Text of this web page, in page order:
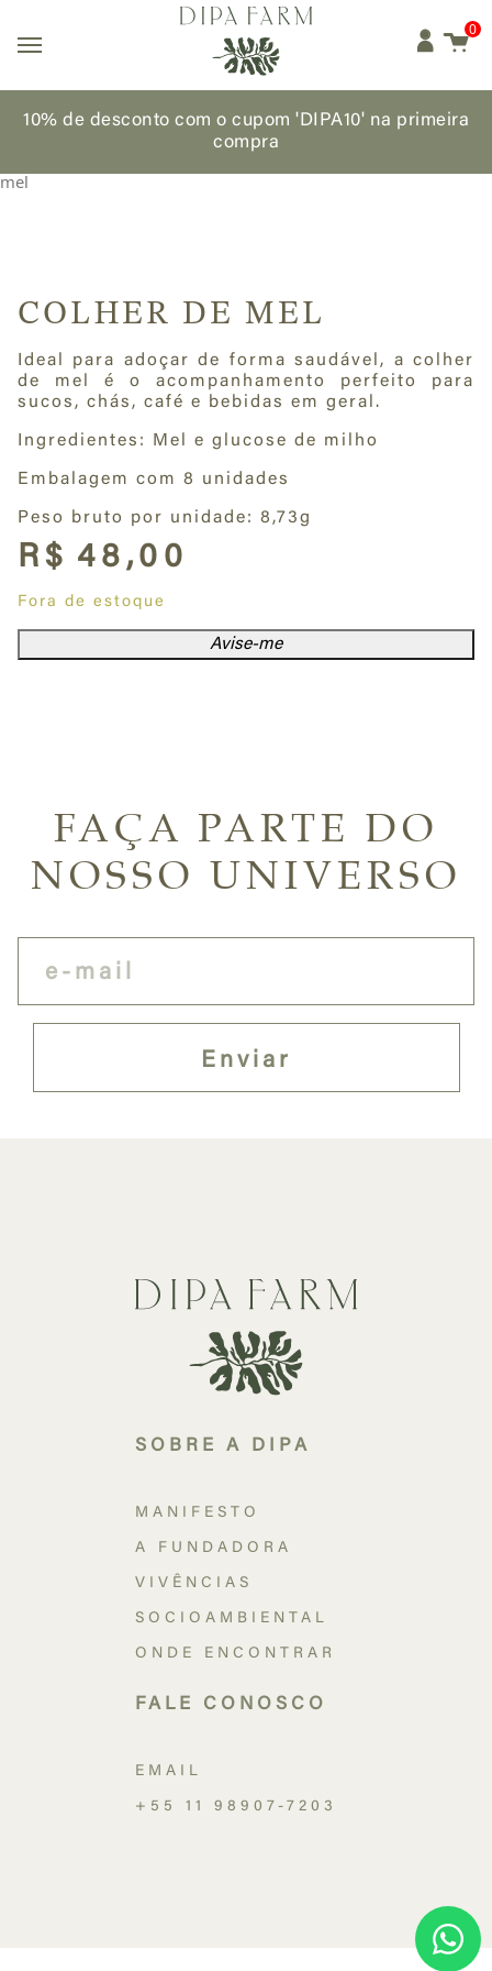
0
10% de desconto com o cupom 'DIPA10' na primeira
compra
Produtos artesanais de alta qualidade
mel
COLHER DE MEL
Ideal para adoçar de forma saudável, a colher
de mel é o acompanhamento perfeito para
sucos, chás, café e bebidas em geral.
Ingredientes: Mel e glucose de milho
Embalagem com 8 unidades
Peso bruto por unidade: 8,73g
R$ 48,00
Fora de estoque
Avise-me
FAÇA PARTE DO
NOSSO UNIVERSO
SOBRE A DIPA
MANIFESTO
A FUNDADORA
VIVÊNCIAS
SOCIOAMBIENTAL
ONDE ENCONTRAR
FALE CONOSCO
EMAIL
+55 11 98907-7203